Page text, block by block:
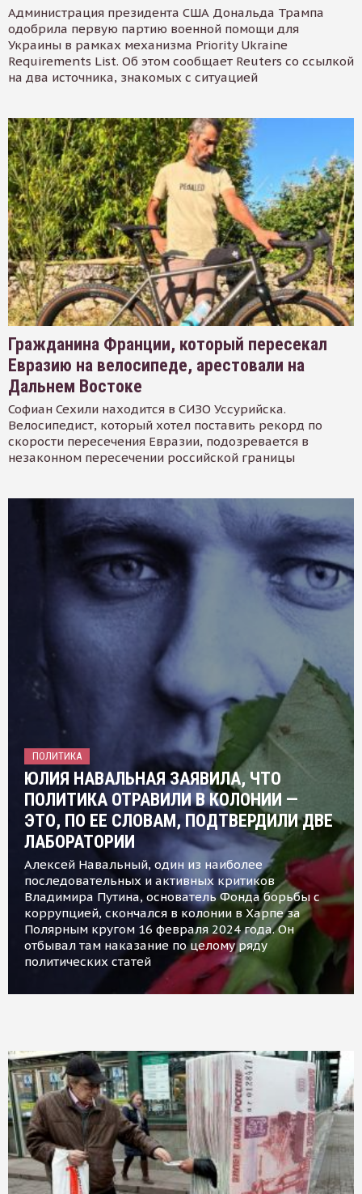
Администрация президента США Дональда Трампа
одобрила первую партию военной помощи для
Украины в рамках механизма Priority Ukraine
Requirements List. Об этом сообщает Reuters со ссылкой
на два источника, знакомых с ситуацией
Гражданина Франции, который пересекал
Евразию на велосипеде, арестовали на
Дальнем Востоке
Софиан Сехили находится в СИЗО Уссурийска.
Велосипедист, который хотел поставить рекорд по
скорости пересечения Евразии, подозревается в
незаконном пересечении российской границы
ПОЛИТИКА
ЮЛИЯ НАВАЛЬНАЯ ЗАЯВИЛА, ЧТО
ПОЛИТИКА ОТРАВИЛИ В КОЛОНИИ —
ЭТО, ПО ЕЕ СЛОВАМ, ПОДТВЕРДИЛИ ДВЕ
ЛАБОРАТОРИИ
Алексей Навальный, один из наиболее
последовательных и активных критиков
Владимира Путина, основатель Фонда борьбы с
коррупцией, скончался в колонии в Харпе за
Полярным кругом 16 февраля 2024 года. Он
отбывал там наказание по целому ряду
политических статей